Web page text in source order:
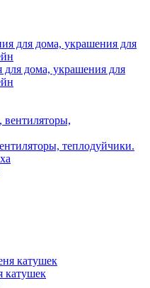
дома, украшения для
теплодуйчики.
катушек